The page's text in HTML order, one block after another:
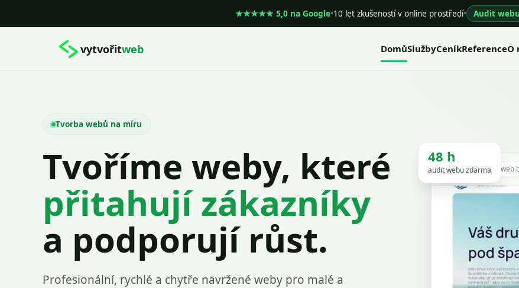
★★★★★ 5,0 na Google•10 let zkušeností v online prostředí• Audit
vytvořitweb DomůSlužbyCeníkReferenceO
Tvorba webů na míru
Tvoříme weby, které
přitahují zákazníky
a podporují růst.
Profesionální, rychlé a chytře navržené weby pro malé a
vytvorit-
48 h
audit webu zdarma